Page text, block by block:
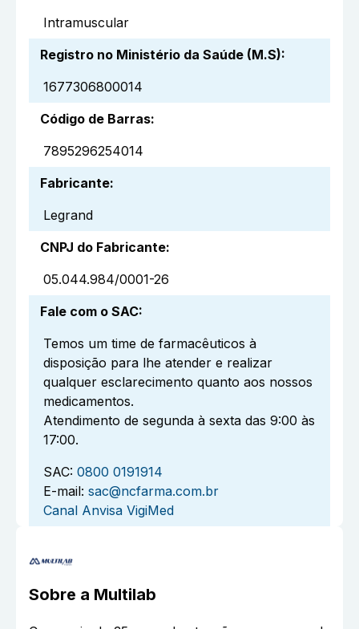
Intramuscular
Registro no Ministério da Saúde (M.S):
1677306800014
Código de Barras:
7895296254014
Fabricante:
Legrand
CNPJ do Fabricante:
05.044.984/0001-26
Fale com o SAC:
Temos um time de farmacêuticos à
disposição para lhe atender e realizar
qualquer esclarecimento quanto aos nossos
medicamentos.
Atendimento de segunda à sexta das 9:00 às
17:00.
SAC: 0800 0191914
E-mail: sac@ncfarma.com.br
Canal Anvisa VigiMed
Sobre a Multilab